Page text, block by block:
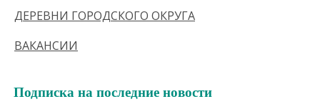
ДЕРЕВНИ ГОРОДСКОГО ОКРУГА
ВАКАНСИИ
Подписка на последние новости